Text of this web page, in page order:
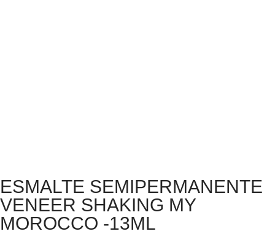
ESMALTE SEMIPERMANENTE
VENEER SHAKING MY
MOROCCO -13ML